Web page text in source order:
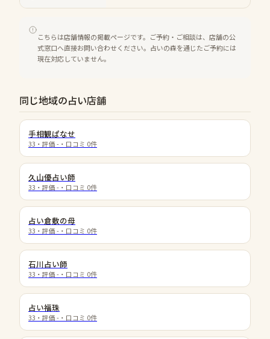
こちらは店舗情報の掲載ページです。ご予約・ご相談は、店舗の公
式窓口へ直接お問い合わせください。占いの森を通じたご予約には
現在対応していません。
同じ地域の占い店舗
手相観ぱなせ
33 ・評価 - ・口コミ 0件
久山優占い師
33 ・評価 - ・口コミ 0件
占い倉敷の母
33 ・評価 - ・口コミ 0件
石川占い師
33 ・評価 - ・口コミ 0件
占い福珠
33 ・評価 - ・口コミ 0件